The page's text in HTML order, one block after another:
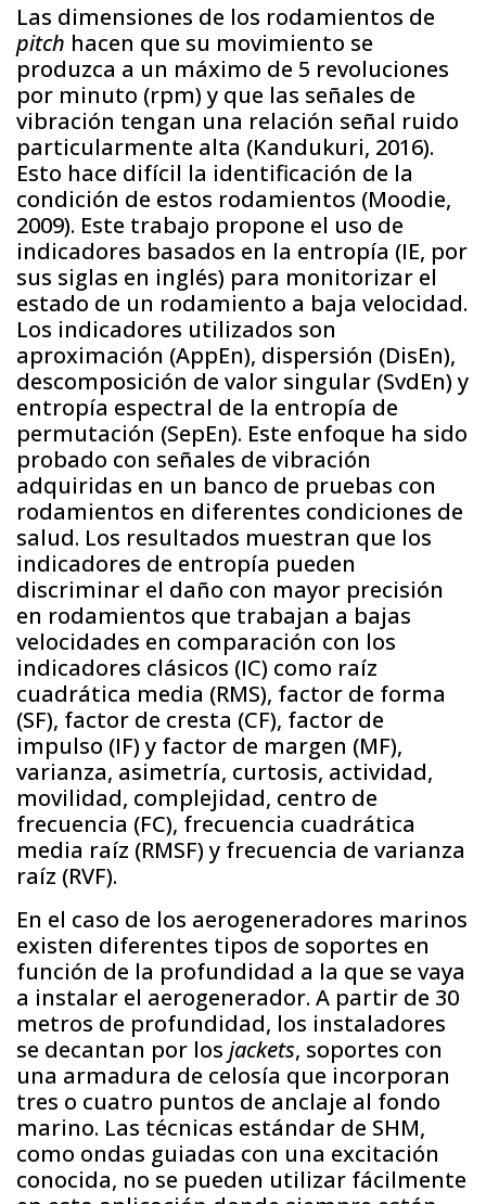
Las dimensiones de los rodamientos de
pitch hacen que su movimiento se
produzca a un máximo de 5 revoluciones
por minuto (rpm) y que las señales de
vibración tengan una relación señal ruido
particularmente alta (Kandukuri, 2016).
Esto hace difícil la identificación de la
condición de estos rodamientos (Moodie,
2009). Este trabajo propone el uso de
indicadores basados en la entropía (IE, por
sus siglas en inglés) para monitorizar el
estado de un rodamiento a baja velocidad.
Los indicadores utilizados son
aproximación (AppEn), dispersión (DisEn),
descomposición de valor singular (SvdEn) y
entropía espectral de la entropía de
permutación (SepEn). Este enfoque ha sido
probado con señales de vibración
adquiridas en un banco de pruebas con
rodamientos en diferentes condiciones de
salud. Los resultados muestran que los
indicadores de entropía pueden
discriminar el daño con mayor precisión
en rodamientos que trabajan a bajas
velocidades en comparación con los
indicadores clásicos (IC) como raíz
cuadrática media (RMS), factor de forma
(SF), factor de cresta (CF), factor de
impulso (IF) y factor de margen (MF),
varianza, asimetría, curtosis, actividad,
movilidad, complejidad, centro de
frecuencia (FC), frecuencia cuadrática
media raíz (RMSF) y frecuencia de varianza
raíz (RVF).
En el caso de los aerogeneradores marinos
existen diferentes tipos de soportes en
función de la profundidad a la que se vaya
a instalar el aerogenerador. A partir de 30
metros de profundidad, los instaladores
se decantan por los jackets, soportes con
una armadura de celosía que incorporan
tres o cuatro puntos de anclaje al fondo
marino. Las técnicas estándar de SHM,
como ondas guiadas con una excitación
conocida, no se pueden utilizar fácilmente